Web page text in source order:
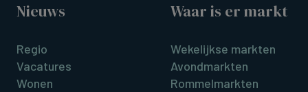
Nieuws
Regio
Vacatures
Wonen
Waar is er markt
Wekelijkse markten
Avondmarkten
Rommelmarkten